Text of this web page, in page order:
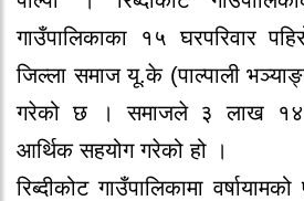
गाउँपालिकाका १५ घरपरिवार
जिल्ला समाज यू.के (पाल्पाली
गरेको छ । समाजले ३ लाख
आर्थिक सहयोग गरेको हो ।
रिब्दीकोट गाउँपालिकामा